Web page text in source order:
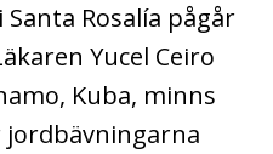
Santa Rosalía pågår
Yucel Ceiro
Kuba, minns